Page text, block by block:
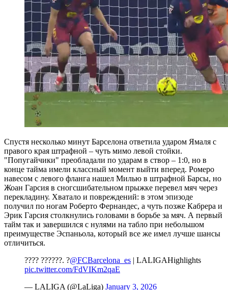
Спустя несколько минут Барселона ответила ударом Ямаля с
правого края штрафной – чуть мимо левой стойки.
"Попугайчики" преобладали по ударам в створ – 1:0, но в
конце тайма имели классный момент выйти вперед. Ромеро
навесом с левого фланга нашел Милью в штрафной Барсы, но
Жоан Гарсия в сногсшибательном прыжке перевел мяч через
перекладину. Хватало и повреждений: в этом эпизоде
получил по ногам Роберто Фернандес, а чуть позже Кабрера и
Эрик Гарсия столкнулись головами в борьбе за мяч. А первый
тайм так и завершился с нулями на табло при небольшом
преимуществе Эспаньола, который все же имел лучше шансы
отличиться.
???? ??????. ?@FCBarcelona_es | LALIGAHighlights
pic.twitter.com/FdVIKm2qaE
— LALIGA (@LaLiga) January 3, 2026